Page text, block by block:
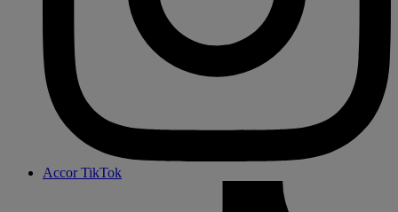
Accor TikTok